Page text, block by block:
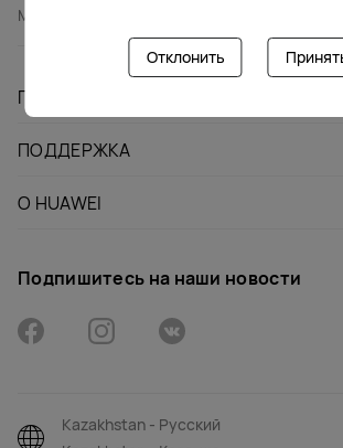
Отклонить
Место Расположения Центра Обслуживания
ПРОДУКТЫ
ПОДДЕРЖКА
О HUAWEI
Подпишитесь на наши новости
Kazakhstan - Русский